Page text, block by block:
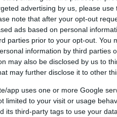
advertising by us, please
note that after your opt-out
ads based on personal
parties prior to your opt-out. You
information by third parties
may also be disclosed by us to
may further disclose it to other
app uses one or more Google
limited to your visit or usage
its third-party tags to use your
τον Έλληνα κόουτς να
του, πριν μπει στο